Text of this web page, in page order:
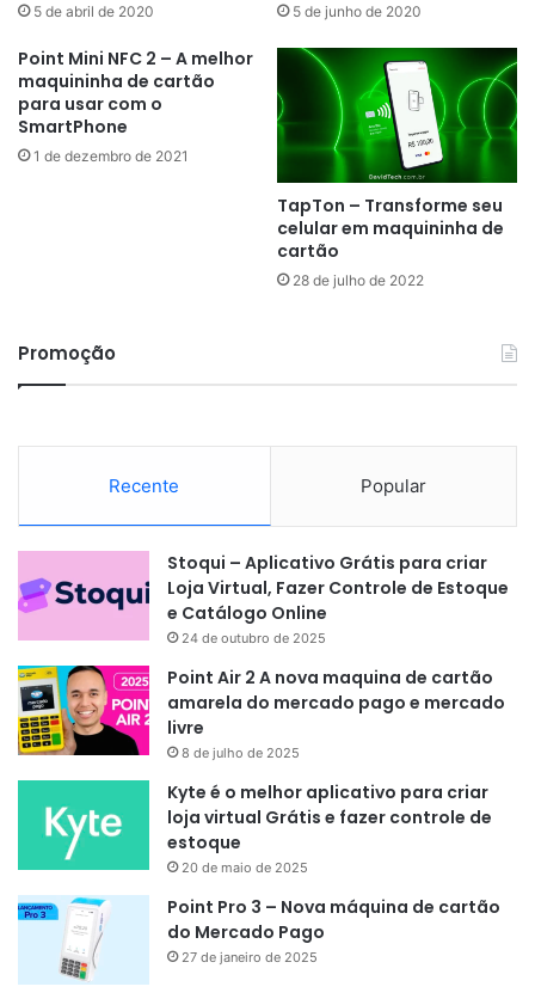
5 de abril de 2020 5 de junho de 2020
Point Mini NFC 2 – A melhor
maquininha de cartão
para usar com o
SmartPhone
1 de dezembro de 2021
TapTon – Transforme seu
celular em maquininha de
cartão
28 de julho de 2022
Promoção
Recente Popular
Stoqui – Aplicativo Grátis para criar
Loja Virtual, Fazer Controle de Estoque
e Catálogo Online
24 de outubro de 2025
Point Air 2 A nova maquina de cartão
amarela do mercado pago e mercado
livre
8 de julho de 2025
Kyte é o melhor aplicativo para criar
loja virtual Grátis e fazer controle de
estoque
20 de maio de 2025
Point Pro 3 – Nova máquina de cartão
do Mercado Pago
27 de janeiro de 2025